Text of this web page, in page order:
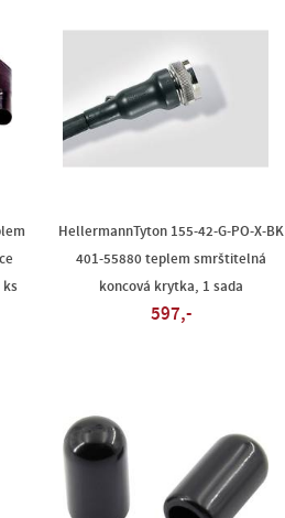
ks
HellermannTyton 155-42-G-PO-X-BK
401-55880 teplem smrštitelná
koncová krytka, 1 sada
597,-